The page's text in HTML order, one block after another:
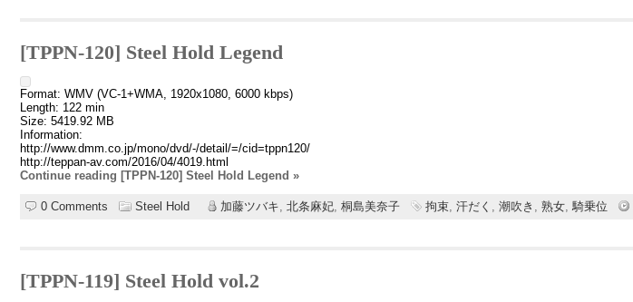
[TPPN-120] Steel Hold Legend
Format: WMV (VC-1+WMA, 1920x1080, 6000 kbps)
Length: 122 min
Size: 5419.92 MB
Information:
http://www.dmm.co.jp/mono/dvd/-/detail/=/cid=tppn120/
http://teppan-av.com/2016/04/4019.html
Continue reading [TPPN-120] Steel Hold Legend »
0 Comments Steel Hold 加藤ツバキ, 北条麻妃, 桐島美奈子 拘束, 汗だく , 潮吹き , 熟女,騎乗位
[TPPN-119] Steel Hold vol.2